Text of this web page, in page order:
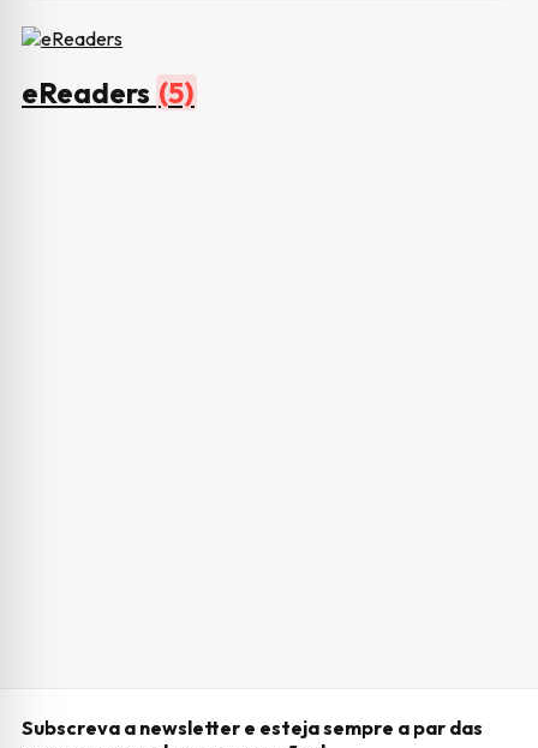
eReaders (5)
Subscreva a newsletter e esteja sempre a par das